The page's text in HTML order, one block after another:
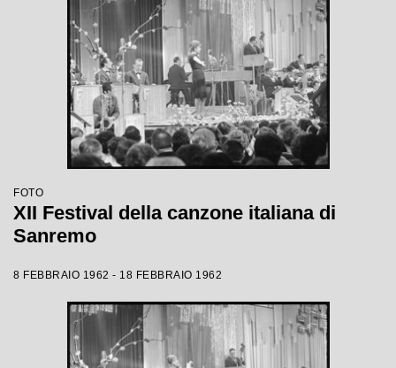
FOTO
XII Festival della canzone italiana di
Sanremo
8 FEBBRAIO 1962 - 18 FEBBRAIO 1962